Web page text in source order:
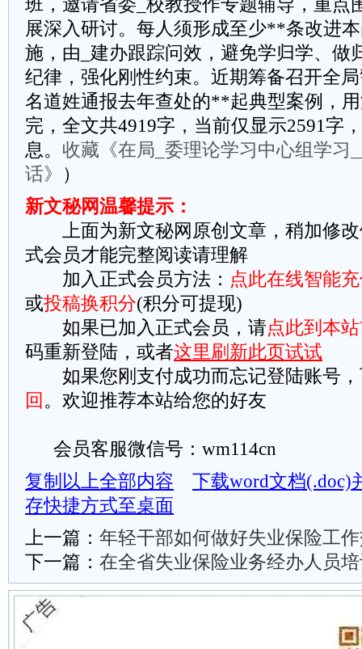
班，邀请省委_校教授作专题辅导，重点
展深入研讨。每人须形成至少**条改进
施，由_建办跟踪问效，避免学归学、做
纪律，强化刚性约束。近期筹备召开全
名道姓通报去年查处的**起典型案例，
完，全文共4919字，当前仅显示2591字
息。 收藏《在局_委理论学习中心组学习
话》
）
新文秘网温馨提示：
上面为新文秘网原创文章，稍加修改
式会员才能完整阅读请理解
加入正式会员方法： 点此在线智能
或投稿换积分(积分可提现)
如果已加入正式会员，请点此到本
码重新登陆，或者这里刷新此页试试
如果您刚支付成功而忘记登陆账号，
回 。欢迎推荐本站给您的好友
会员客服微信号：wm114cn
复制以上全部内容
下载word文档(.doc)
存快捷方式至桌面
上一篇： 年轻干部如何做好失业保险工
下一篇： 在全省失业保险业务经办人员